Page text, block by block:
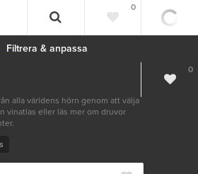
0
0
Filtrera & anpassa
alla världens hörn genom att välja
vinatlas eller läs mer om druvor